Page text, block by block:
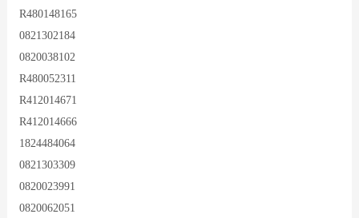
R480148165
0821302184
0820038102
R480052311
R412014671
R412014666
1824484064
0821303309
0820023991
0820062051